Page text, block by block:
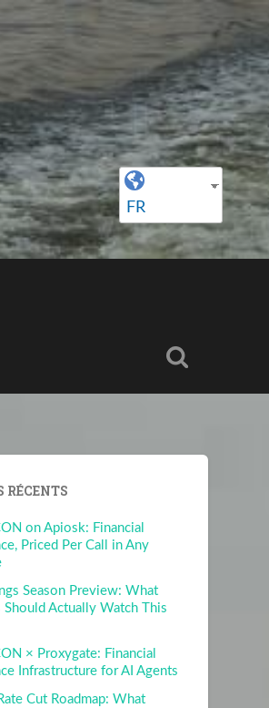
FR
RÉCENTS
on Apiosk: Financial
Priced Per Call in Any
Season Preview: What
Should Actually Watch This
× Proxygate: Financial
Infrastructure for AI Agents
Cut Roadmap: What